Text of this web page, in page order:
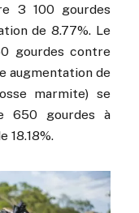
3 100 gourdes
de 8.77%. Le
gourdes contre
augmentation de
marmite) se
650 gourdes à
18.18%.